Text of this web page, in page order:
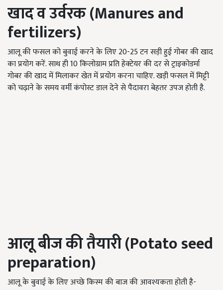
खाद व उर्वरक (Manures and
fertilizers)
आलू की फसल को बुवाई करने के लिए 20-25 टन सड़ी हुई गोबर की खाद
का प्रयोग करें. साथ ही 10 किलोग्राम प्रति हेक्टेयर की दर से ट्राइकोडर्मा
गोबर की खाद में मिलाकर खेत में प्रयोग करना चाहिए. खड़ी फसल में मिट्टी
को चढ़ाने के समय वर्मी कंपोस्ट डाल देने से पैदावरा बेहतर उपज होती है.
आलू बीज की तैयारी (Potato seed
preparation)
आलू के बुवाई के लिए अच्छे किस्म की बाज की आवश्यकता होती है-